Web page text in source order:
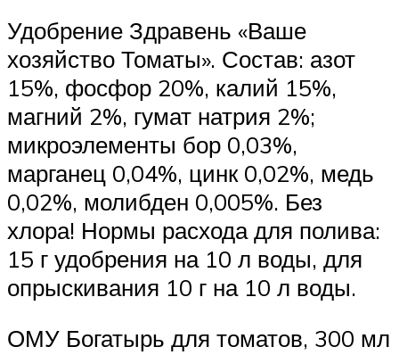
Удобрение Здравень «Ваше
хозяйство Томаты». Состав: азот
15%, фосфор 20%, калий 15%,
магний 2%, гумат натрия 2%;
микроэлементы бор 0,03%,
марганец 0,04%, цинк 0,02%, медь
0,02%, молибден 0,005%. Без
хлора! Нормы расхода для полива:
15 г удобрения на 10 л воды, для
опрыскивания 10 г на 10 л воды.
ОМУ Богатырь для томатов, 300 мл